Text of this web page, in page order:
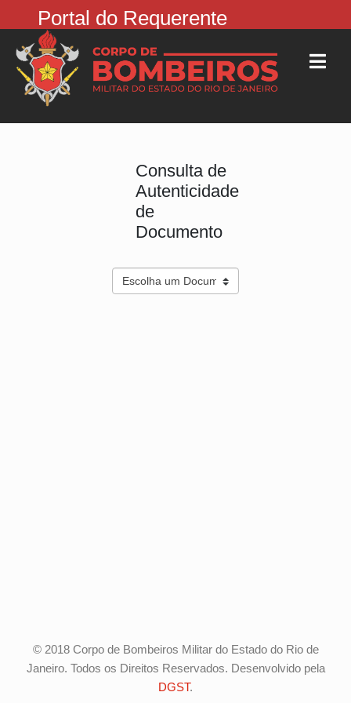
Portal do Requerente
Consulta de
Autenticidade
de
Documento
© 2018 Corpo de Bombeiros Militar do Estado do Rio de
Janeiro. Todos os Direitos Reservados. Desenvolvido pela
DGST.